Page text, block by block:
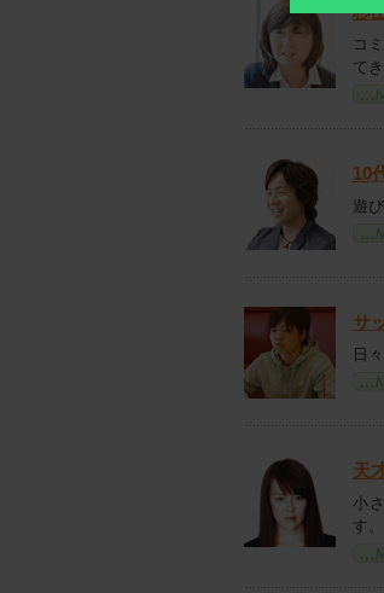
杉
コ
て
10
遊
サ
日
天
小
す。